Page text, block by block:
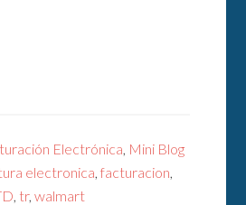
Electrónica Mini Blog
electronica ,facturacion
tr,walmart